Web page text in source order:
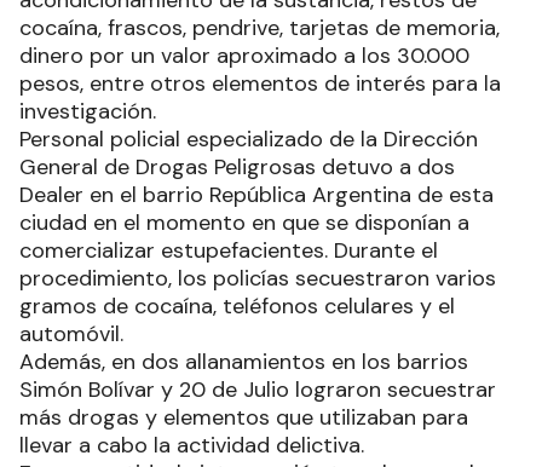
cocaína, frascos, pendrive, tarjetas de memoria,
dinero por un valor aproximado a los 30.000
pesos, entre otros elementos de interés para la
investigación.
Personal policial especializado de la Dirección
General de Drogas Peligrosas detuvo a dos
Dealer en el barrio República Argentina de esta
ciudad en el momento en que se disponían a
comercializar estupefacientes. Durante el
procedimiento, los policías secuestraron varios
gramos de cocaína, teléfonos celulares y el
automóvil.
Además, en dos allanamientos en los barrios
Simón Bolívar y 20 de Julio lograron secuestrar
más drogas y elementos que utilizaban para
llevar a cabo la actividad delictiva.